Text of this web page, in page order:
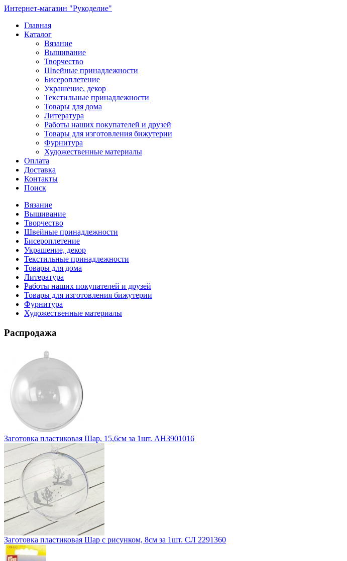
Интернет-магазин "Рукоделие"
Главная
Каталог
Вязание
Вышивание
Творчество
Швейные принадлежности
Бисероплетение
Украшение, декор
Текстильные принадлежности
Товары для дома
Литература
Работы наших покупателей и друзей
Товары для изготовления бижутерии
Фурнитура
Художественные материалы
Оплата
Доставка
Контакты
Поиск
Вязание
Вышивание
Творчество
Швейные принадлежности
Бисероплетение
Украшение, декор
Текстильные принадлежности
Товары для дома
Литература
Работы наших покупателей и друзей
Товары для изготовления бижутерии
Фурнитура
Художественные материалы
Распродажа
Заготовка пластиковая Шар, 15,6см за 1шт. АН3901016
Заготовка пластиковая Шар с рисунком, 8см за 1шт. СЛ 2291360